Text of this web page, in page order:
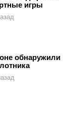
игры
обнаружили